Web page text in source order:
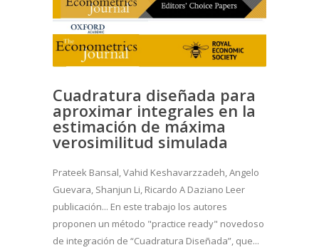
Cuadratura diseñada para
aproximar integrales en la
estimación de máxima
verosimilitud simulada
Prateek Bansal, Vahid Keshavarzzadeh, Angelo
Guevara, Shanjun Li, Ricardo A Daziano Leer
publicación... En este trabajo los autores
proponen un método "practice ready" novedoso
de integración de “Cuadratura Diseñada”, que...